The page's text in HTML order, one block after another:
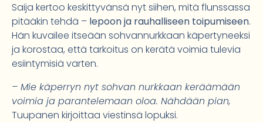
Saija kertoo keskittyvänsä nyt siihen, mitä flunssassa
pitääkin tehdä – lepoon ja rauhalliseen toipumiseen.
Hän kuvailee itseään sohvannurkkaan käpertyneeksi
ja korostaa, että tarkoitus on kerätä voimia tulevia
esiintymisiä varten.
– Mie käperryn nyt sohvan nurkkaan keräämään
voimia ja parantelemaan oloa. Nähdään pian,
Tuupanen kirjoittaa viestinsä lopuksi.